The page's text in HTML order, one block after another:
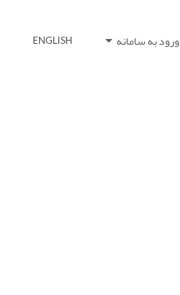
ورود به سامانه ENGLISH